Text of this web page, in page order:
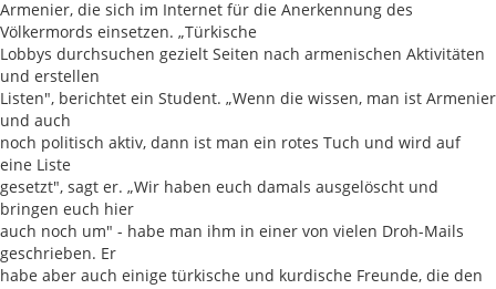
Armenier, die sich im Internet für die Anerkennung des
Völkermords einsetzen. „Türkische
Lobbys durchsuchen gezielt Seiten nach armenischen Aktivitäten
und erstellen
Listen", berichtet ein Student. „Wenn die wissen, man ist Armenier
und auch
noch politisch aktiv, dann ist man ein rotes Tuch und wird auf
eine Liste
gesetzt", sagt er. „Wir haben euch damals ausgelöscht und
bringen euch hier
auch noch um" - habe man ihm in einer von vielen Droh-Mails
geschrieben. Er
habe aber auch einige türkische und kurdische Freunde, die den